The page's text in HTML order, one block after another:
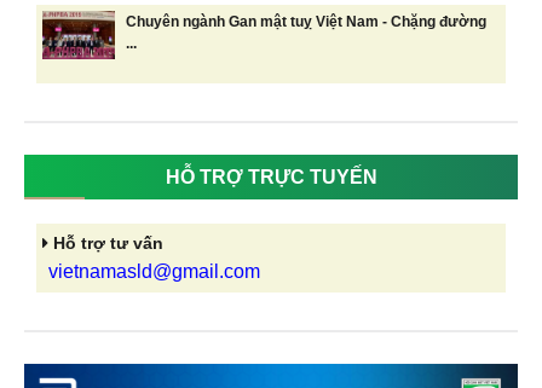
Chuyên ngành Gan mật tuỵ Việt Nam - Chặng đường
...
HỖ TRỢ TRỰC TUYẾN
Hỗ trợ tư vấn
vietnamasld@gmail.com